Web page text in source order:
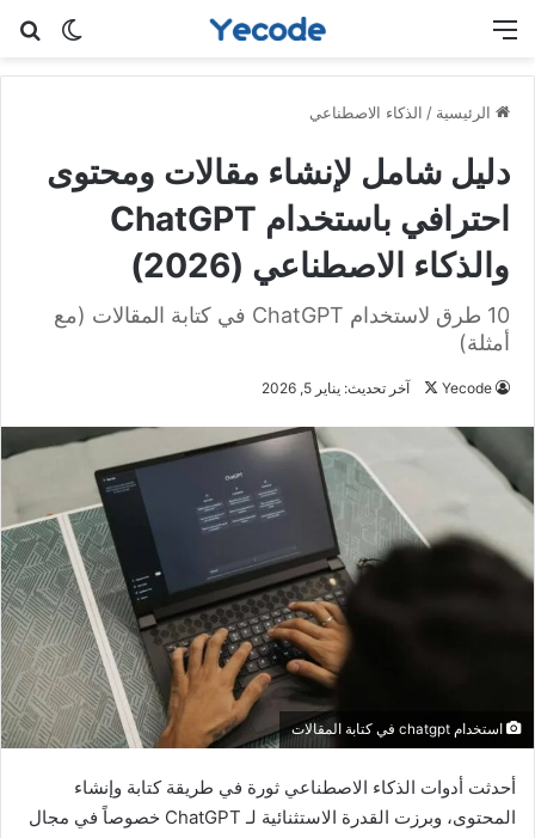
الوضع القائمة
الرئيسية / الذكاء الاصطناعي
دليل شامل لإنشاء مقالات ومحتوى
احترافي باستخدام ChatGPT
والذكاء الاصطناعي (2026)
10 طرق لاستخدام ChatGPT في كتابة المقالات (مع
أمثلة)
Yecode
ل
آخر تحديث: يناير 5, 2026
استخدام chatgpt في كتابة المقالات
أحدثت أدوات الذكاء الاصطناعي ثورة في طريقة كتابة وإنشاء
المحتوى، وبرزت القدرة الاستثنائية لـ ChatGPT خصوصاً في مجال